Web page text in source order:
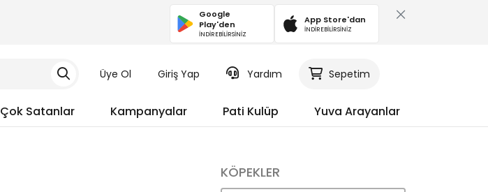
Google
Play'den
İNDİREBİLİRSİNİZ
App Store'dan
İNDİREBİLİRSİNİZ
Üye Ol Giriş Yap Yardım Sepetim
Çok Satanlar Kampanyalar Pati Kulüp Yuva Arayanlar
KÖPEKLER